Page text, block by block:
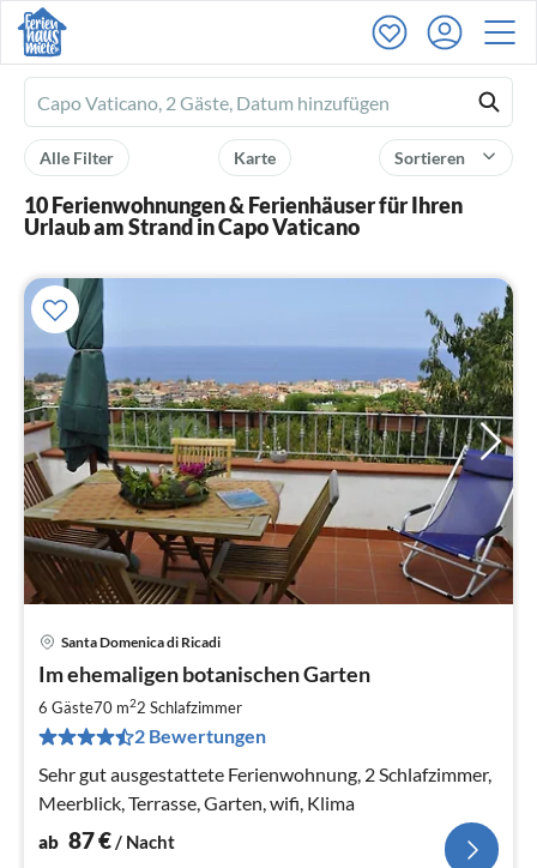
Ferienhausmiete
logo
Sortieren
Karte
Alle Filter
10 Ferienwohnungen & Ferienhäuser für Ihren
Urlaub am Strand in Capo Vaticano
Santa Domenica di Ricadi
Im ehemaligen botanischen Garten
6 Gäste70 m22 Schlafzimmer
2 Bewertungen
Sehr gut ausgestattete Ferienwohnung, 2 Schlafzimmer,
Meerblick, Terrasse, Garten, wifi, Klima
ab 87€/ Nacht